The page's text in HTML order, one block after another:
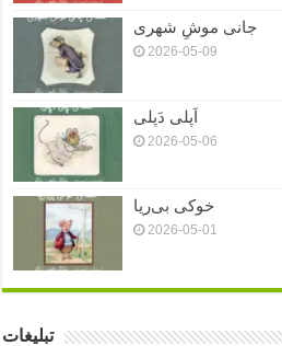
جانی موشِ شهری
2026-05-09
اَپلی دَپلی
2026-05-06
خوکی بی‌ریا
2026-05-01
تبلیغات